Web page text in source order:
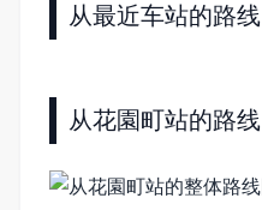
从最近车站的路线
从花園町站的路线